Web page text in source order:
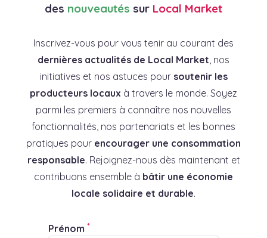
des nouveautés sur Local Market
Inscrivez-vous pour vous tenir au courant des
dernières actualités de Local Market, nos
initiatives et nos astuces pour soutenir les
producteurs locaux à travers le monde. Soyez
parmi les premiers à connaître nos nouvelles
fonctionnalités, nos partenariats et les bonnes
pratiques pour encourager une consommation
responsable. Rejoignez-nous dès maintenant et
contribuons ensemble à bâtir une économie
locale solidaire et durable.
Prénom *